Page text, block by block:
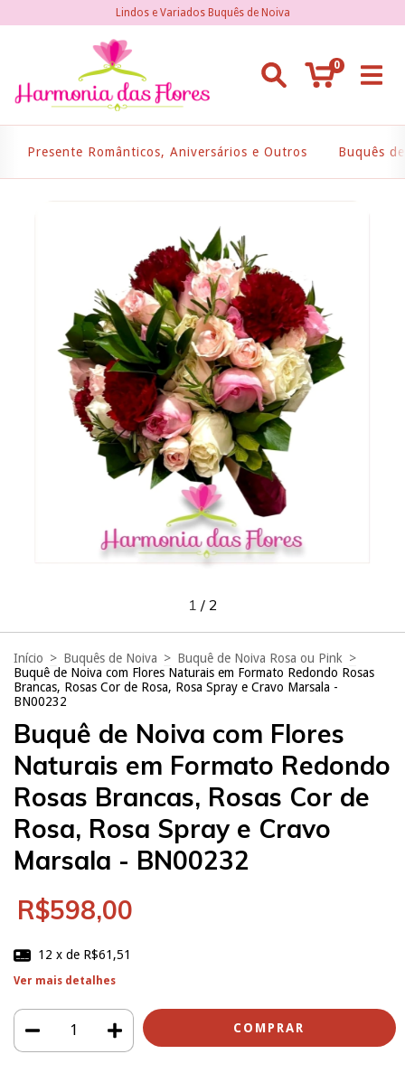
Lindos e Variados Buquês de Noiva
0
Presente Românticos, Aniversários e Outros Buquês
1 / 2
Início > Buquês de Noiva > Buquê de Noiva Rosa ou Pink >
Buquê de Noiva com Flores Naturais em Formato Redondo Rosas
Brancas, Rosas Cor de Rosa, Rosa Spray e Cravo Marsala -
BN00232
Buquê de Noiva com Flores
Naturais em Formato Redondo
Rosas Brancas, Rosas Cor de
Rosa, Rosa Spray e Cravo
Marsala - BN00232
R$598,00
12 x de R$61,51
Ver mais detalhes